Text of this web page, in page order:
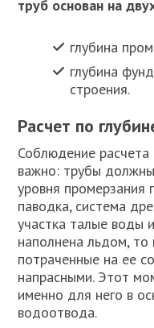
труб основан на
глубина
глубина
строения.
Расчет по
Соблюдение
важно: трубы
уровня промерзания
паводка, система
участка талые воды
наполнена льдом, то
потраченные на ее
напрасными. Этот
именно для него в
водоотвода.